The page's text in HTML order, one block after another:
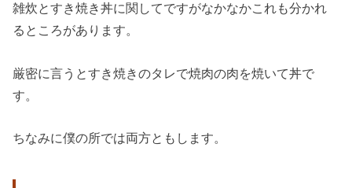
雑炊とすき焼き丼に関してですがなかなかこれも分かれ
るところがあります。
厳密に言うとすき焼きのタレで焼肉の肉を焼いて丼で
す。
ちなみに僕の所では両方ともします。